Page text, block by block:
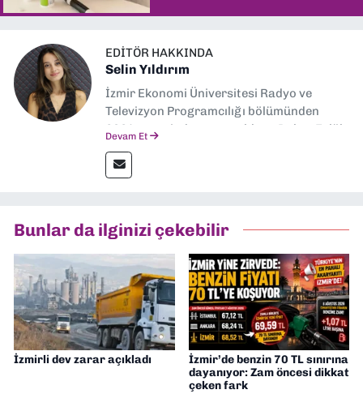
EDITÖR HAKKINDA
Selin Yıldırım
İzmir Ekonomi Üniversitesi Radyo ve
Televizyon Programcılığı bölümünden
2024 senesinde mezun oldum. Dokuz Eylül
editörlük görevini de üstleniyorum.
Devam Et
Bunlar da ilginizi çekebilir
İzmirli dev zarar açıkladı
İzmir’de benzin 70 TL sınırına
dayanıyor: Zam öncesi dikkat
çeken fark